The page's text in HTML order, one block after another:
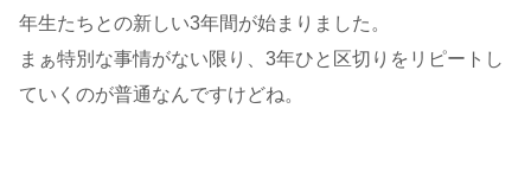
年生たちとの新しい3年間が始まりました。
まぁ特別な事情がない限り、3年ひと区切りをリピートし
ていくのが普通なんですけどね。